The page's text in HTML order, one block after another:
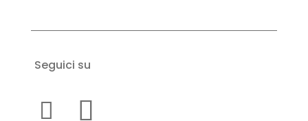
Seguici su